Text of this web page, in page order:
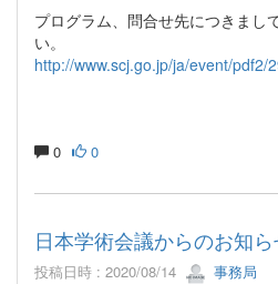
プログラム、問合せ先につきまし
い。
http://www.scj.go.jp/ja/event/pdf2/
0 0
日本学術会議からのお知
投稿日時 : 2020/08/14 事務局